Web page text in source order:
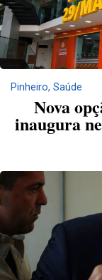
Pinheiro, Saúde
Nova
inaugura